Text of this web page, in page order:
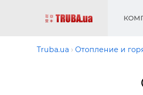
Truba.ua Отопление и